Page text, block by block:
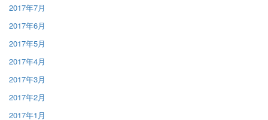
2017年7月
2017年6月
2017年5月
2017年4月
2017年3月
2017年2月
2017年1月